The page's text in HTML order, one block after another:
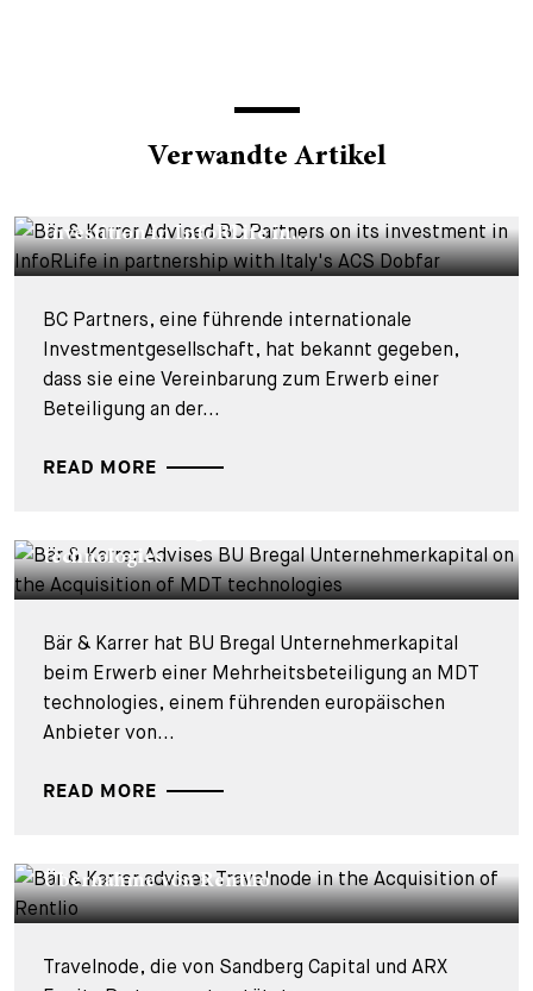
Verwandte Artikel
Investition in InfoRLife in...
BC Partners, eine führende internationale
Investmentgesellschaft, hat bekannt gegeben,
dass sie eine Vereinbarung zum Erwerb einer
Beteiligung an der...
READ MORE
DEALS & CASES - 28. JULI 2026
technologies
Bär & Karrer hat BU Bregal Unternehmerkapital
beim Erwerb einer Mehrheitsbeteiligung an MDT
technologies, einem führenden europäischen
Anbieter von...
READ MORE
Übernahme von Rentlio
Travelnode, die von Sandberg Capital und ARX